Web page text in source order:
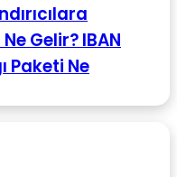
Gelir? IBAN
Paketi Ne